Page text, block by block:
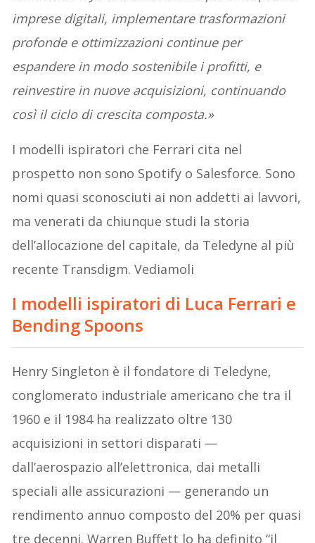
imprese digitali, implementare trasformazioni
profonde e ottimizzazioni continue per
espandere in modo sostenibile i profitti, e
reinvestire in nuove acquisizioni, continuando
così il ciclo di crescita composta.»
I modelli ispiratori che Ferrari cita nel
prospetto non sono Spotify o Salesforce. Sono
nomi quasi sconosciuti ai non addetti ai lavvori,
ma venerati da chiunque studi la storia
dell’allocazione del capitale, da Teledyne al più
recente Transdigm. Vediamoli
I modelli ispiratori di Luca Ferrari e
Bending Spoons
Henry Singleton è il fondatore di Teledyne,
conglomerato industriale americano che tra il
1960 e il 1984 ha realizzato oltre 130
acquisizioni in settori disparati —
dall’aerospazio all’elettronica, dai metalli
speciali alle assicurazioni — generando un
rendimento annuo composto del 20% per quasi
tre decenni. Warren Buffett lo ha definito “il